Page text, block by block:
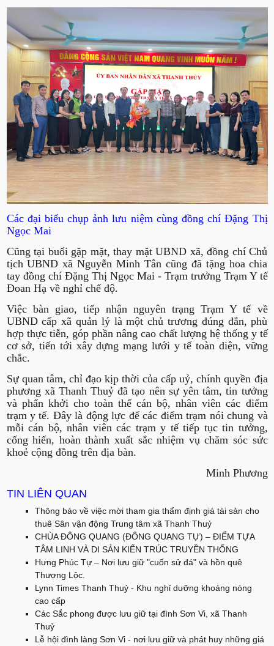
Các đại biểu chụp ảnh lưu niệm cùng đồng chí Đặng Thị
Ngọc Mai
Cũng tại buổi gặp mặt, thay mặt UBND xã, đồng chí Chủ
tịch UBND xã Nguyễn Minh Tân cũng đã tặng hoa chia
tay đồng chí Đặng Thị Ngọc Mai - Trạm trưởng Trạm Y tế
Đoan Hạ về nghỉ chế độ.
Việc bàn giao, tiếp nhận nguyên trạng Trạm Y tế về
UBND cấp xã quản lý là một chủ trương đúng đắn, phù
hợp thực tiễn, góp phần nâng cao chất lượng hệ thống y tế
cơ sở, tiến tới xây dựng mạng lưới y tế toàn diện, vững
chắc.
Sự quan tâm, chỉ đạo kịp thời của cấp uỷ, chính quyền địa
phương xã Thanh Thuỷ đã tạo nên sự yên tâm, tin tưởng
và phấn khởi cho toàn thể cán bộ, nhân viên các điểm
trạm y tế. Đây là động lực để các điểm trạm nói chung và
mỗi cán bộ, nhân viên các trạm y tế tiếp tục tin tưởng,
cống hiến, hoàn thành xuất sắc nhiệm vụ chăm sóc sức
khoẻ cộng đồng trên địa bàn.
Minh Phương
TIN LIÊN QUAN
Thông báo về việc mời tham gia thẩm định giá tài sản cho
thuê Sân vận động Trung tâm xã Thanh Thuỷ
CHÙA ĐÔNG QUANG (ĐÔNG QUANG TỰ) – ĐIỂM TỰA
TÂM LINH VÀ DI SẢN KIẾN TRÚC TRUYỀN THỐNG
Hưng Phúc Tự – Nơi lưu giữ "cuốn sử đá" và hồn quê
Thượng Lộc.
Lynn Times Thanh Thuỷ - Khu nghỉ dưỡng khoáng nóng
cao cấp
Các Sắc phong được lưu giữ tại đình Sơn Vi, xã Thanh
Thuỷ
Lễ hội đình làng Sơn Vi - nơi lưu giữ và phát huy những giá